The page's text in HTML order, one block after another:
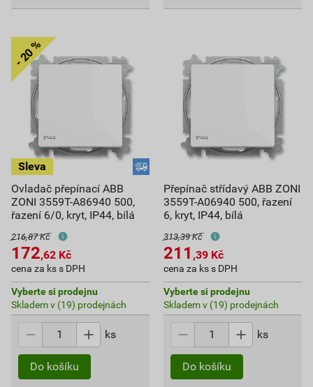
Ovladač přepínací ABB
ZONI 3559T-A86940 500,
řazení 6/0, kryt, IP44, bílá
216,87 Kč
172,62 Kč
cena za ks s DPH
Vyberte si prodejnu
Skladem v (19) prodejnách
ks
Do košíku
Přepínač střídavý ABB ZONI
3559T-A06940 500, řazení
6, kryt, IP44, bílá
313,39 Kč
211 ,39 Kč
cena za ks s DPH
Vyberte si prodejnu
Skladem v (19) prodejnách
ks
Do košíku